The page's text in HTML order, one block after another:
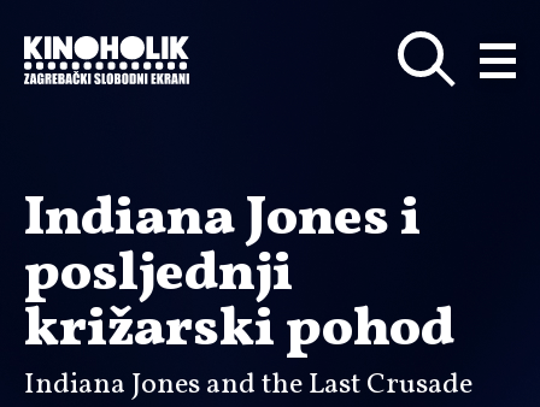
glavni
sadržaj
Indiana Jones i
posljednji
križarski pohod
Indiana Jones and the Last Crusade